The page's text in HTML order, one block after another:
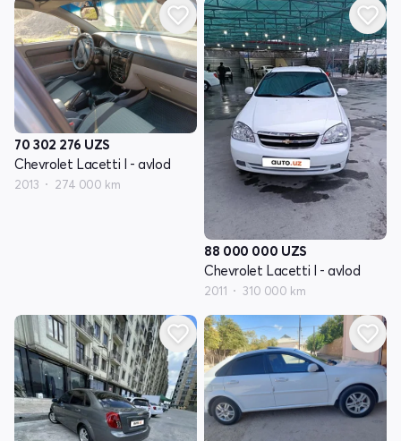
70 302 276 UZS
Chevrolet Lacetti I - avlod
2013 274 000 km
88 000 000 UZS
Chevrolet Lacetti I - avlod
2011 310 000 km